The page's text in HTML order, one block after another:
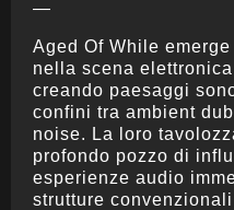
—
Aged Of While
nella scena
creando paesaggi
confini tra ambient
noise. La loro
profondo pozzo di
esperienze audio
strutture